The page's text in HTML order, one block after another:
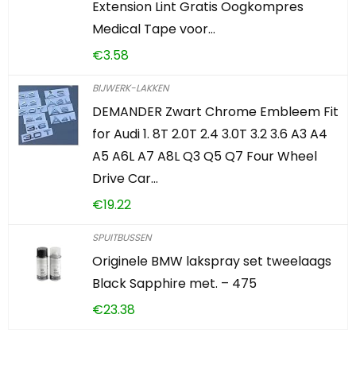
Extension Lint Gratis Oogkompres
Medical Tape voor…
€3.58
BIJWERK-LAKKEN
DEMANDER Zwart Chrome Embleem Fit
for Audi 1. 8T 2.0T 2.4 3.0T 3.2 3.6 A3 A4
A5 A6L A7 A8L Q3 Q5 Q7 Four Wheel
Drive Car…
€19.22
SPUITBUSSEN
Originele BMW lakspray set tweelaags
Black Sapphire met. – 475
€23.38